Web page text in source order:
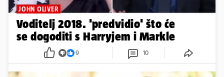
JOHN OLIVER
Voditelj 2018. 'predvidio' što će
se dogoditi s Harryjem i Markle
9 10